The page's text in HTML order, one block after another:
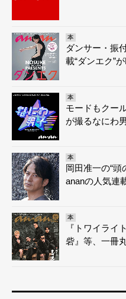
本
ダンサー・振
載“ダンエク”
本
モードもクー
が撮るなにわ
本
岡田准一の“頭
ananの人気連
本
『トワイライ
砦』等、一冊